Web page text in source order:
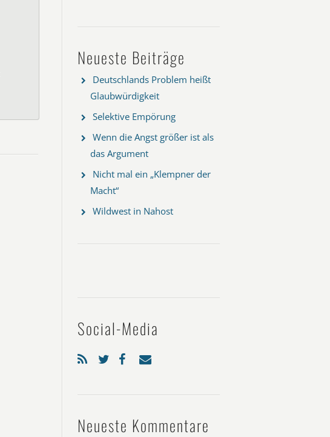
Neueste Beiträge
Deutschlands Problem heißt
Glaubwürdigkeit
Selektive Empörung
Wenn die Angst größer ist als
das Argument
Nicht mal ein „Klempner der
Macht“
Wildwest in Nahost
Social-Media
Neueste Kommentare